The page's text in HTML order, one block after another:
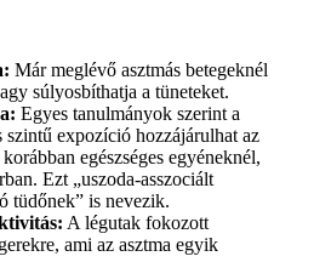
Már meglévő asztmás betegeknél
súlyosbíthatja a tüneteket.
Egyes tanulmányok szerint a
szintű expozíció hozzájárulhat az
egészséges egyéneknél,
Ezt „uszoda-asszociált
tüdőnek” is nevezik.
A légutak fokozott
ami az asztma egyik